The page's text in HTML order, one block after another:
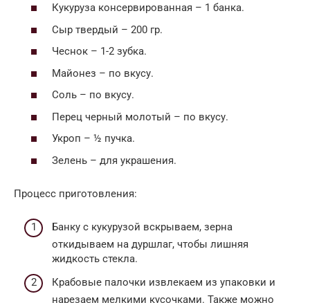
Кукуруза консервированная – 1 банка.
Сыр твердый – 200 гр.
Чеснок – 1-2 зубка.
Майонез – по вкусу.
Соль – по вкусу.
Перец черный молотый – по вкусу.
Укроп – ½ пучка.
Зелень – для украшения.
Процесс приготовления:
Банку с кукурузой вскрываем, зерна
откидываем на дуршлаг, чтобы лишняя
жидкость стекла.
Крабовые палочки извлекаем из упаковки и
нарезаем мелкими кусочками. Также можно